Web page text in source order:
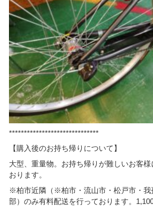
******************************
【購入後のお持ち帰りについて】
大型、重量物。お持ち帰りが難しいお客
おります。
※柏市近隣（※柏市・流山市・松戸市・我
部）のみ有料配送を行っております。